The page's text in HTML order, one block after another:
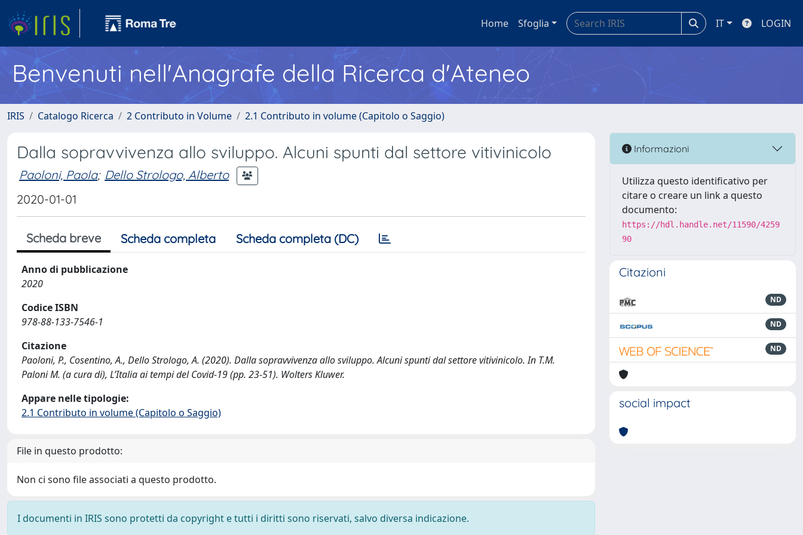
Home Sfoglia IT LOGIN
Benvenuti nell'Anagrafe della Ricerca d'Ateneo
IRIS Catalogo Ricerca 2 Contributo in Volume 2.1 Contributo in volume (Capitolo o Saggio)
Dalla sopravvivenza allo sviluppo. Alcuni spunti dal settore vitivinicolo
Paoloni, Paola; Dello Strologo, Alberto
2020-01-01
Scheda breve Scheda completa Scheda completa (DC)
Anno di pubblicazione
2020
Codice ISBN
978-88-133-7546-1
Citazione
Paoloni, P., Cosentino, A., Dello Strologo, A. (2020). Dalla sopravvivenza allo sviluppo. Alcuni spunti dal settore vitivinicolo. In T.M.
Paloni M. (a cura di), L’Italia ai tempi del Covid-19 (pp. 23-51). Wolters Kluwer.
Appare nelle tipologie:
2.1 Contributo in volume (Capitolo o Saggio)
File in questo prodotto:
Non ci sono file associati a questo prodotto.
I documenti in IRIS sono protetti da copyright e tutti i diritti sono riservati, salvo diversa indicazione.
Informazioni
Utilizza questo identificativo per
citare o creare un link a questo
documento:
https://hdl.handle.net/11590/4259
90
Citazioni
ND
ND
ND
social impact